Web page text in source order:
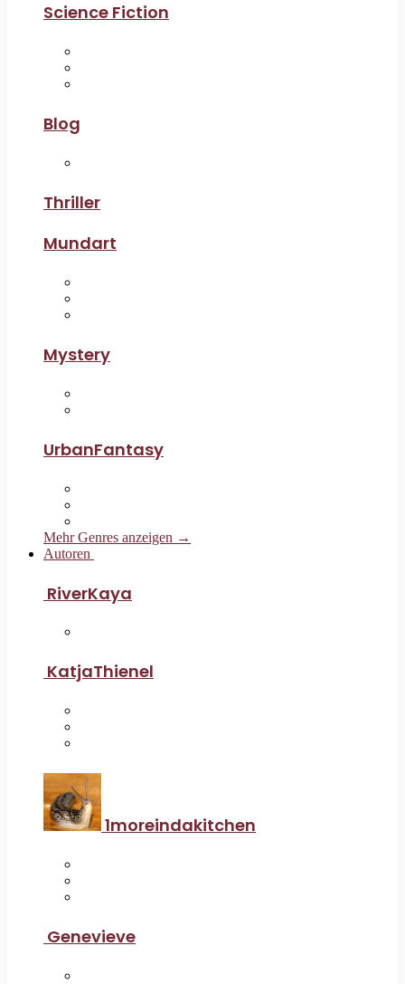
Science Fiction
Blog
Thriller
Mundart
Mystery
UrbanFantasy
Mehr Genres anzeigen →
Autoren
RiverKaya
KatjaThienel
1moreindakitchen
Genevieve